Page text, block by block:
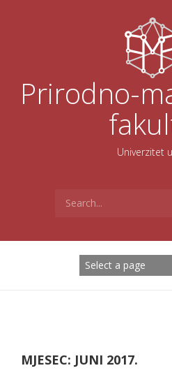
Prirodno-
Univerzitet
for:
MJESEC: JUNI 2017.